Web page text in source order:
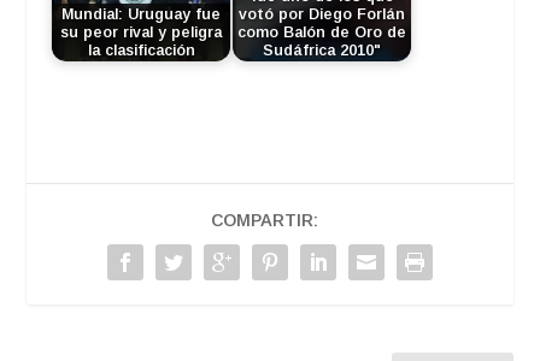
Mundial: Uruguay fue
su peor rival y peligra
la clasificación
votó por Diego Forlán
como Balón de Oro de
Sudáfrica 2010"
COMPARTIR: